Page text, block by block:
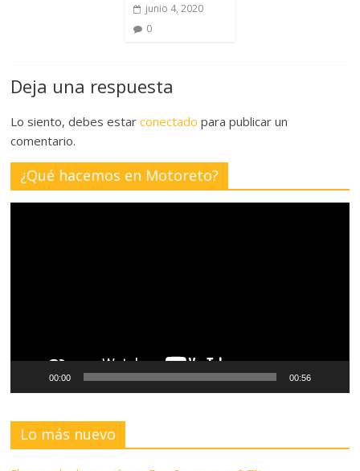
junio 4, 2020
0
Deja una respuesta
Lo siento, debes estarconectado para publicar un
comentario.
¿Qué hacemos en Motoreto?
00:00 00:56
Lo más nuevo